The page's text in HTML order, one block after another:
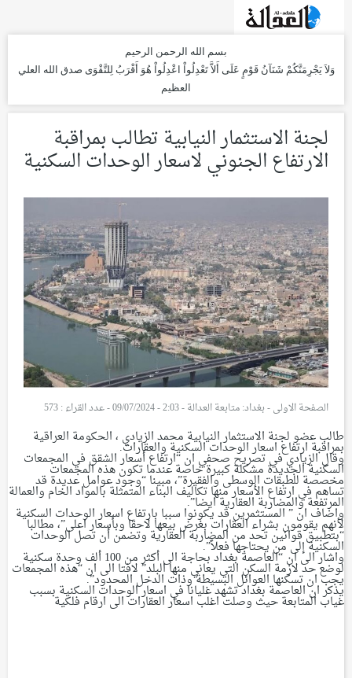
بسم الله الرحمن الرحيم
وَلاَ يَجْرِمَنَّكُمْ شَنَآنُ قَوْمٍ عَلَى أَلاَّ تَعْدِلُواْ اعْدِلُواْ هُوَ أَقْرَبُ لِلتَّقْوَى صدق الله العلي
العظيم
لجنة الاستثمار النيابية تطالب بمراقبة
الارتفاع الجنوني لاسعار الوحدات السكنية
الصفحة الاولى-بغداد: متابعة العدالة - 2:03 - 09/07/2024 -عدد القراء : 573
طالب عضو لجنة الاستثمار النيابية محمد الزيادي ، الحكومة العراقية
بمراقبة ارتفاع اسعار الوحدات السكنية والعقارات.
وقال الزيادي في تصريح صحفي ان “ارتفاع أسعار الشقق في المجمعات
السكنية الجديدة مشكلة كبيرة خاصة عندما تكون هذه المجمعات
مخصصة للطبقات الوسطى والفقيرة”، مبينا “وجود عوامل عديدة قد
تساهم في ارتفاع الأسعار منها تكاليف البناء المتمثلة بالمواد الخام والعمالة
المرتفعة والمضاربة العقارية ايضا”.
واضاف ان ” المستثمرين قد يكونوا سببا بارتفاع اسعار الوحدات السكنية
لأنهم يقومون بشراء العقارات بغرض بيعها لاحقا وبأسعار اعلى”، مطالبا
“بتطبيق قوانين تحد من المضاربة العقارية وتضمن أن تصل الوحدات
السكنية إلى من يحتاجها فعلاً”.
واشار الى ان “العاصمة بغداد بحاجة الى أكثر من 100 ألف وحدة سكنية
لوضع حد لازمة السكن التي يعاني منها البلد” لافتا الى ان “هذه المجمعات
يجب ان تسكنها العوائل البسيطة وذات الدخل المحدود”.
يذكر ان العاصمة بغداد تشهد غليانا في اسعار الوحدات السكنية بسبب
غياب المتابعة حيث وصلت اغلب اسعار العقارات الى ارقام فلكية